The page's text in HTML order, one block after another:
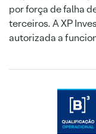
por força de falha
terceiros. A XP
autorizada a